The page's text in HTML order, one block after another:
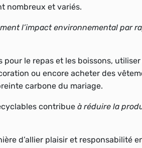
nombreux et variés.
l’impact environnemental par
le repas et les boissons, utiliser
ou encore acheter des
carbone du mariage.
contribue à réduire la
d’allier plaisir et responsabilité